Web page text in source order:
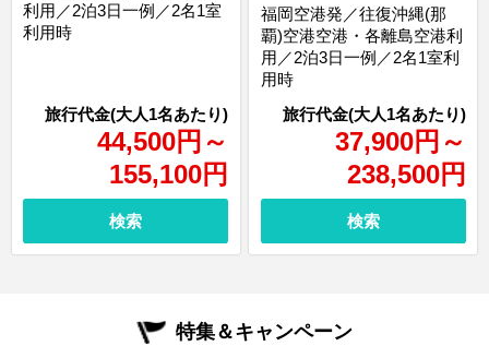
44,500円 ～
155,100円
利用／2泊3日一例／2名1室
利用時
検索
37,900円 ～
238,500円
福岡空港発／往復沖縄(那
覇)空港空港・各離島空港利
用／2泊3日一例／2名1室利
用時
検索
特集＆キャンペーン